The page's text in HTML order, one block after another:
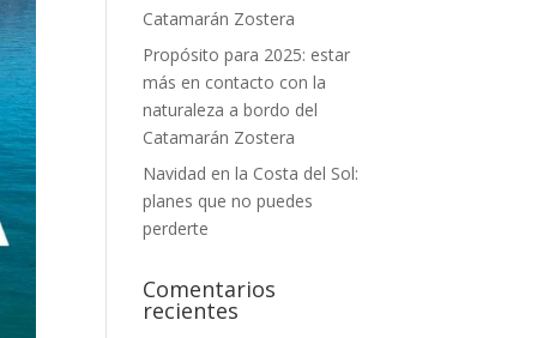
Catamarán Zostera
Propósito para 2025: estar
más en contacto con la
naturaleza a bordo del
Catamarán Zostera
Navidad en la Costa del Sol:
planes que no puedes
perderte
Comentarios
recientes